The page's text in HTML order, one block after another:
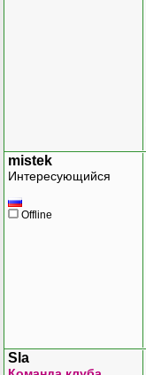
mistek
Интересующийся
Offline
Sla